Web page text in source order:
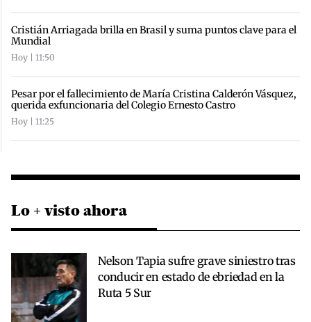
Cristián Arriagada brilla en Brasil y suma puntos clave para el
Mundial
Hoy | 11:50
Pesar por el fallecimiento de María Cristina Calderón Vásquez,
querida exfuncionaria del Colegio Ernesto Castro
Hoy | 11:25
Lo + visto ahora
Nelson Tapia sufre grave siniestro tras
conducir en estado de ebriedad en la
Ruta 5 Sur